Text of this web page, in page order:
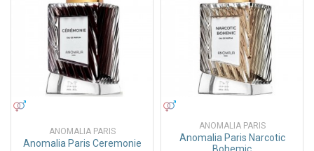
ANOMALIA PARIS
Anomalia Paris Ceremonie
ANOMALIA PARIS
Anomalia Paris Narcotic
Bohemic